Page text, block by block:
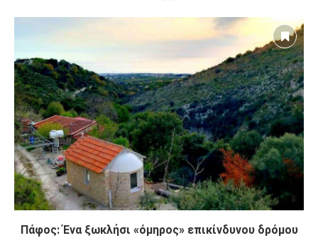
Πάφος: Ένα ξωκλήσι «όμηρος» επικίνδυνου δρόμου